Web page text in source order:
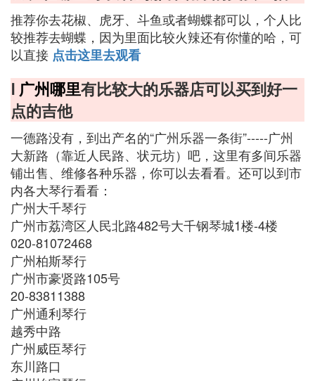
推荐你去花椒、虎牙、斗鱼或者蝴蝶都可以，个人比
较推荐去蝴蝶，因为里面比较火辣还有你懂的哈，可
以直接 点击这里去观看
Ⅰ 广州哪里有比较大的乐器店可以买到好一
点的吉他
一德路没有，到出产名的“广州乐器一条街”-----广州
大新路（靠近人民路、状元坊）吧，这里有多间乐器
铺出售、维修各种乐器，你可以去看看。还可以到市
内各大琴行看看：
广州大千琴行
广州市荔湾区人民北路482号大千钢琴城1楼-4楼
020-81072468‎
广州柏斯琴行
广州市豪贤路105号
20-83811388
广州通利琴行
越秀中路
广州威臣琴行
东川路口